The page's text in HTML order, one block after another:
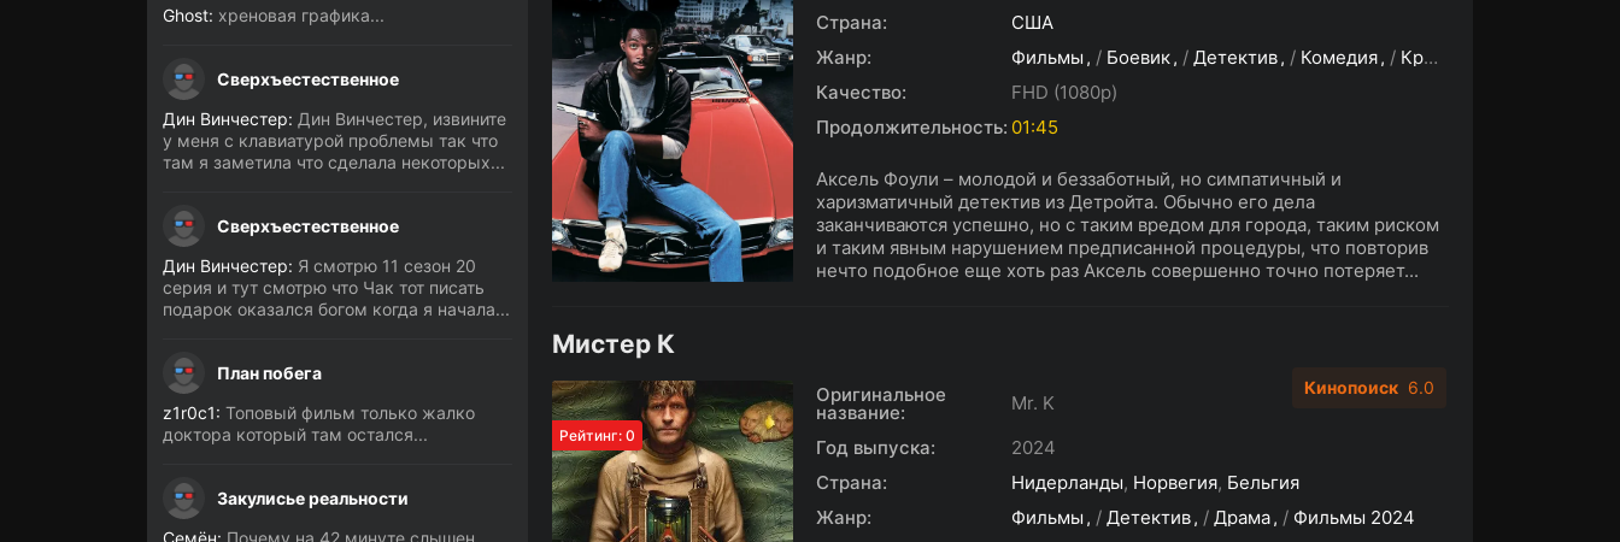
Страна:
США
Жанр:
Фильмы / Боевик / Детектив / Комедия / Криминал
Качество:
FHD (1080p)
Продолжительность: 01:45
Аксель Фоули – молодой и беззаботный, но симпатичный и
харизматичный детектив из Детройта. Обычно его дела
заканчиваются успешно, но с таким вредом для города, таким риском
и таким явным нарушением предписанной процедуры, что повторив
нечто подобное еще хоть раз Аксель совершенно точно потеряет...
Мистер К
Рейтинг: 0
Оригинальное
название:
Mr. K
Год выпуска:
2024
Страна:
Нидерланды, Норвегия, Бельгия
Жанр:
Фильмы / Детектив / Драма / Фильмы 2024
Кинопоиск 6.0
Ghost: хреновая графика...
Сверхъестественное
Дин Винчестер: Дин Винчестер, извините
у меня с клавиатурой проблемы так что
там я заметила что сделала некоторых...
Сверхъестественное
Дин Винчестер: Я смотрю 11 сезон 20
серия и тут смотрю что Чак тот писать
подарок оказался богом когда я начала...
План побега
z1r0c1: Топовый фильм только жалко
доктора который там остался...
Закулисье реальности
Семён: Почему на 42 минуте слышен